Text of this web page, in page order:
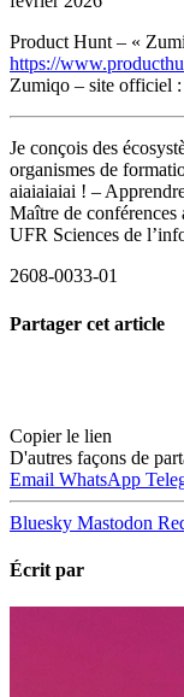
Product Hunt – «
https://
Zumiqo – site officiel :
Je conçois des
organismes de
aiaiaiaiai ! –
Maître de
UFR Sciences de
2608-0033-01
Partager cet article
Copier le lien
D'autres façons de
Email WhatsApp
Bluesky Mastodon
Écrit par